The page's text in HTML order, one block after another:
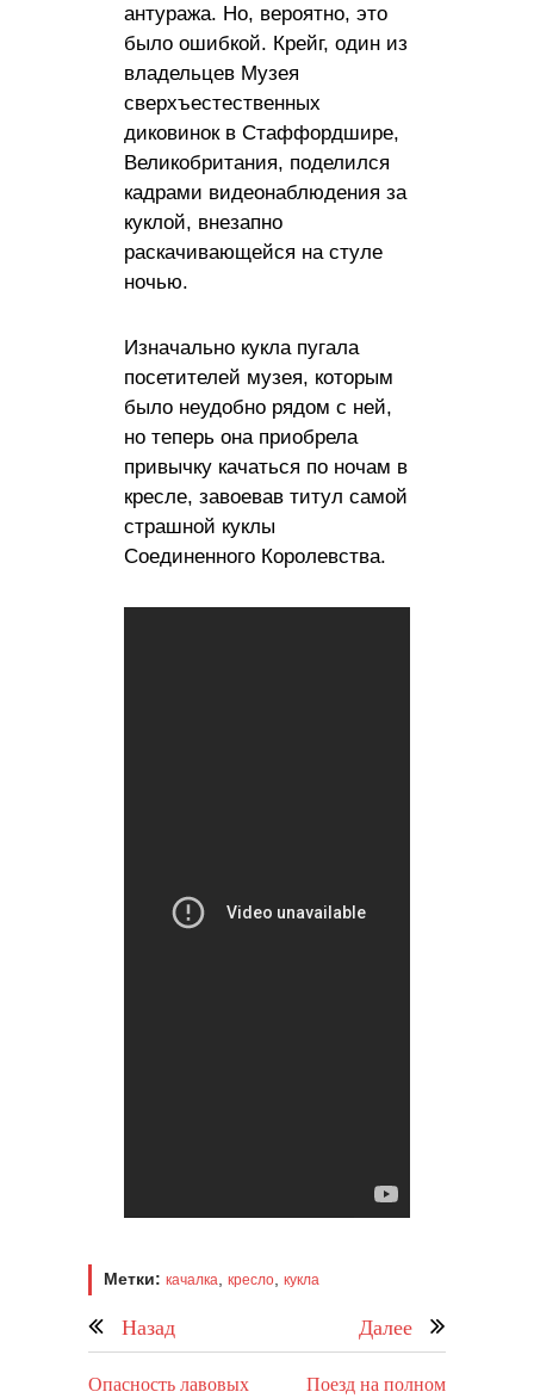
антуража. Но, вероятно, это
было ошибкой. Крейг, один из
владельцев Музея
сверхъестественных
диковинок в Стаффордшире,
Великобритания, поделился
кадрами видеонаблюдения за
куклой, внезапно
раскачивающейся на стуле
ночью.
Изначально кукла пугала
посетителей музея, которым
было неудобно рядом с ней,
но теперь она приобрела
привычку качаться по ночам в
кресле, завоевав титул самой
страшной куклы
Соединенного Королевства.
Метки: качалка кресло кукла
Назад Далее
Опасность лавовых
Поезд на полном